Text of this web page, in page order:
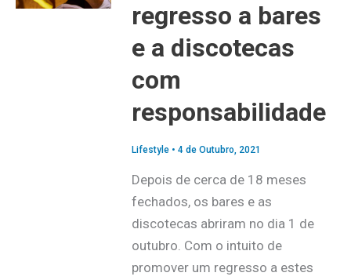
regresso a bares
e a discotecas
com
responsabilidade
Lifestyle• 4 de Outubro, 2021
Depois de cerca de 18 meses
fechados, os bares e as
discotecas abriram no dia 1 de
outubro. Com o intuito de
promover um regresso a estes